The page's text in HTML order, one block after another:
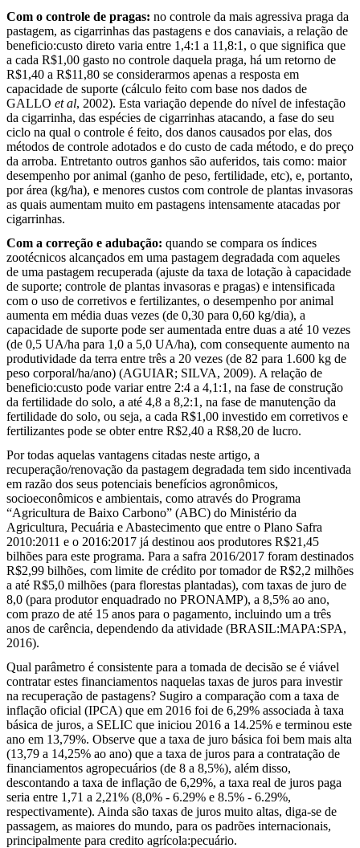
Com o controle de pragas: no controle da mais agressiva praga da
pastagem, as cigarrinhas das pastagens e dos canaviais, a relação de
beneficio:custo direto varia entre 1,4:1 a 11,8:1, o que significa que
a cada R$1,00 gasto no controle daquela praga, há um retorno de
R$1,40 a R$11,80 se considerarmos apenas a resposta em
capacidade de suporte (cálculo feito com base nos dados de
GALLO et al, 2002). Esta variação depende do nível de infestação
da cigarrinha, das espécies de cigarrinhas atacando, a fase do seu
ciclo na qual o controle é feito, dos danos causados por elas, dos
métodos de controle adotados e do custo de cada método, e do preço
da arroba. Entretanto outros ganhos são auferidos, tais como: maior
desempenho por animal (ganho de peso, fertilidade, etc), e, portanto,
por área (kg/ha), e menores custos com controle de plantas invasoras
as quais aumentam muito em pastagens intensamente atacadas por
cigarrinhas.
Com a correção e adubação: quando se compara os índices
zootécnicos alcançados em uma pastagem degradada com aqueles
de uma pastagem recuperada (ajuste da taxa de lotação à capacidade
de suporte; controle de plantas invasoras e pragas) e intensificada
com o uso de corretivos e fertilizantes, o desempenho por animal
aumenta em média duas vezes (de 0,30 para 0,60 kg/dia), a
capacidade de suporte pode ser aumentada entre duas a até 10 vezes
(de 0,5 UA/ha para 1,0 a 5,0 UA/ha), com consequente aumento na
produtividade da terra entre três a 20 vezes (de 82 para 1.600 kg de
peso corporal/ha/ano) (AGUIAR; SILVA, 2009). A relação de
beneficio:custo pode variar entre 2:4 a 4,1:1, na fase de construção
da fertilidade do solo, a até 4,8 a 8,2:1, na fase de manutenção da
fertilidade do solo, ou seja, a cada R$1,00 investido em corretivos e
fertilizantes pode se obter entre R$2,40 a R$8,20 de lucro.
Por todas aquelas vantagens citadas neste artigo, a
recuperação/renovação da pastagem degradada tem sido incentivada
em razão dos seus potenciais benefícios agronômicos,
socioeconômicos e ambientais, como através do Programa
“Agricultura de Baixo Carbono” (ABC) do Ministério da
Agricultura, Pecuária e Abastecimento que entre o Plano Safra
2010:2011 e o 2016:2017 já destinou aos produtores R$21,45
bilhões para este programa. Para a safra 2016/2017 foram destinados
R$2,99 bilhões, com limite de crédito por tomador de R$2,2 milhões
a até R$5,0 milhões (para florestas plantadas), com taxas de juro de
8,0 (para produtor enquadrado no PRONAMP), a 8,5% ao ano,
com prazo de até 15 anos para o pagamento, incluindo um a três
anos de carência, dependendo da atividade (BRASIL:MAPA:SPA,
2016).
Qual parâmetro é consistente para a tomada de decisão se é viável
contratar estes financiamentos naquelas taxas de juros para investir
na recuperação de pastagens? Sugiro a comparação com a taxa de
inflação oficial (IPCA) que em 2016 foi de 6,29% associada à taxa
básica de juros, a SELIC que iniciou 2016 a 14.25% e terminou este
ano em 13,79%. Observe que a taxa de juro básica foi bem mais alta
(13,79 a 14,25% ao ano) que a taxa de juros para a contratação de
financiamentos agropecuários (de 8 a 8,5%), além disso,
descontando a taxa de inflação de 6,29%, a taxa real de juros paga
seria entre 1,71 a 2,21% (8,0% - 6.29% e 8.5% - 6.29%,
respectivamente). Ainda são taxas de juros muito altas, diga-se de
passagem, as maiores do mundo, para os padrões internacionais,
principalmente para credito agrícola:pecuário.